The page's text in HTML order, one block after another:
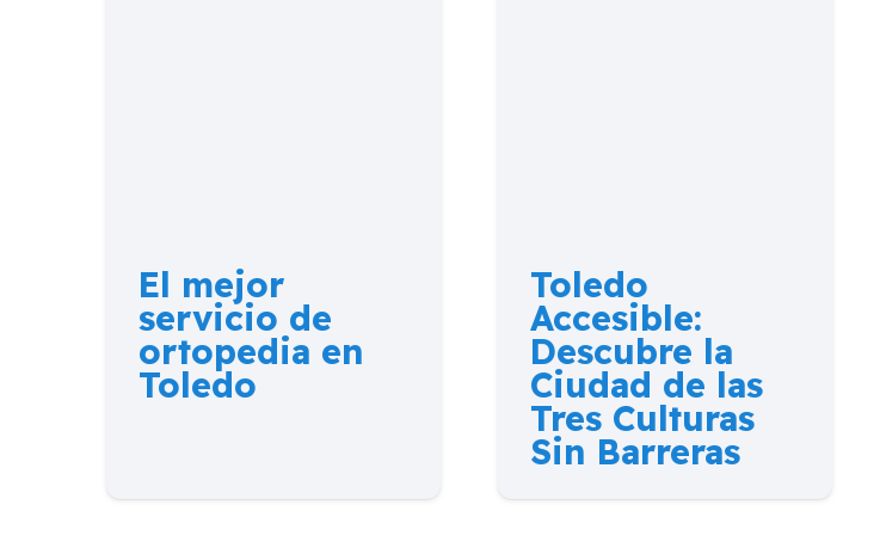
El mejor
servicio de
ortopedia en
Toledo
Toledo
Accesible:
Descubre la
Ciudad de las
Tres Culturas
Sin Barreras